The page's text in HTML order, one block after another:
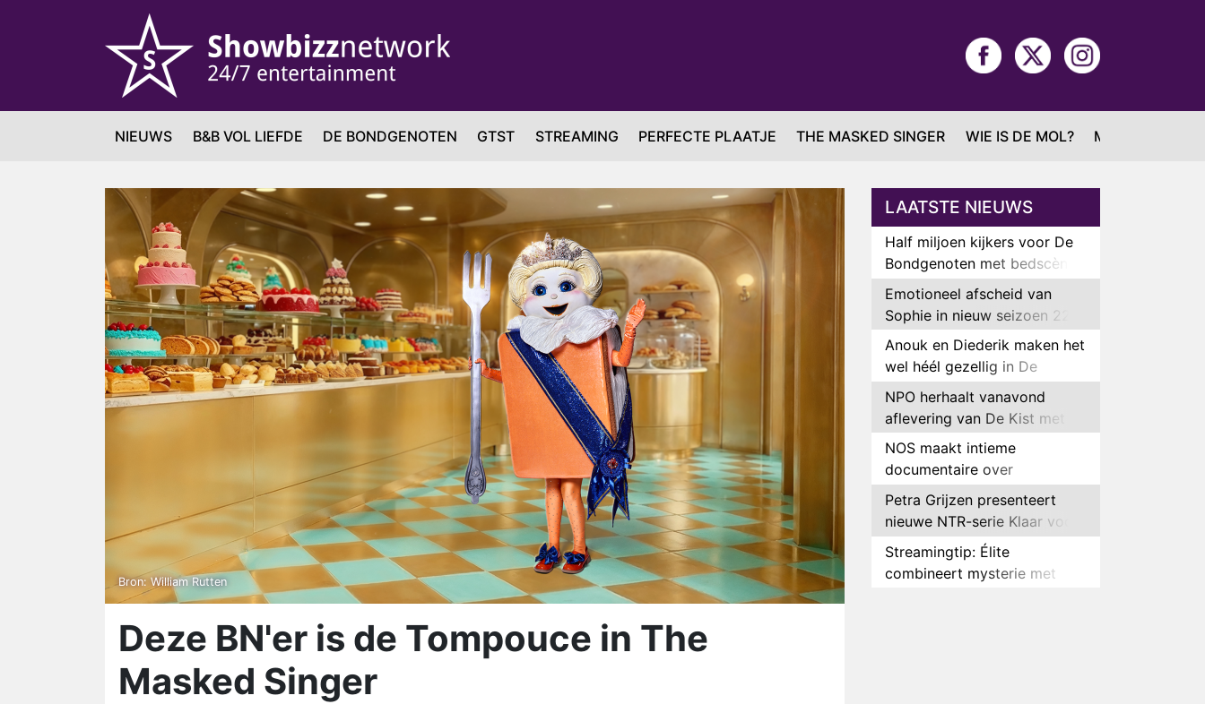
NIEUWS B&B VOL LIEFDE DE BONDGENOTEN GTST STREAMING PERFECTE PLAATJE THE MASKED SINGER WIE IS DE MOL? MAFS
Bron: William Rutten
Deze BN'er is de Tompouce in The
Masked Singer
LAATSTE NIEUWS
Half miljoen kijkers voor De
Bondgenoten met bedscène
van Anouk en Diederik
Emotioneel afscheid van
Sophie in nieuw seizoen 22
Kids and Counting
Anouk en Diederik maken het
wel héél gezellig in De
Bondgenoten
NPO herhaalt vanavond
aflevering van De Kist met
Peter Faber
NOS maakt intieme
documentaire over
hockeyster Yibbi Jansen
Petra Grijzen presenteert
nieuwe NTR-serie Klaar voor
de oorlog
Streamingtip: Élite
combineert mysterie met